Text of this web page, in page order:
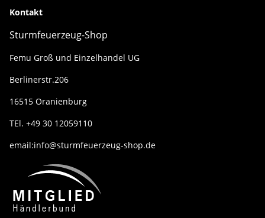
Kontakt
Sturmfeuerzeug-Shop
Femu Groß und Einzelhandel UG
Berlinerstr.206
16515 Oranienburg
TEl. +49 30 12059110
email:info@sturmfeuerzeug-shop.de